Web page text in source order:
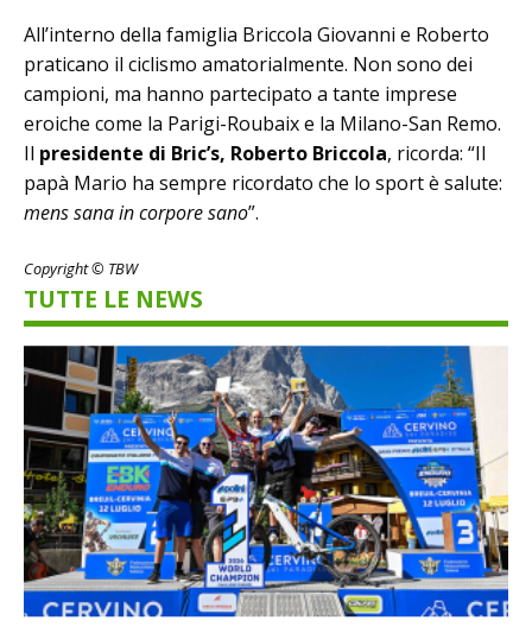
All’interno della famiglia Briccola Giovanni e Roberto
praticano il ciclismo amatorialmente. Non sono dei
campioni, ma hanno partecipato a tante imprese
eroiche come la Parigi-Roubaix e la Milano-San Remo.
Il presidente di Bric’s, Roberto Briccola, ricorda: “Il
papà Mario ha sempre ricordato che lo sport è salute:
mens sana in corpore sano”.
Copyright © TBW
TUTTE LE NEWS